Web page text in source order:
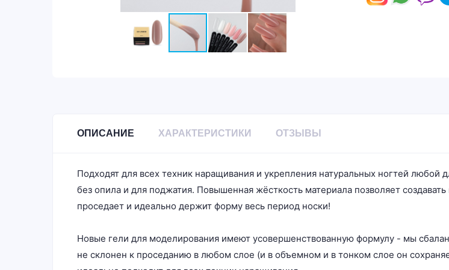
ОПИСАНИЕ ХАРАКТЕРИСТИКИ ОТЗЫВЫ
Подходят для всех техник наращивания и укрепления натуральных ногтей
без опила и для поджатия. Повышенная жёсткость материала позволяет
проседает и идеально держит форму весь период носки!
Новые гели для моделирования имеют усовершенствованную формулу - мы
не склонен к проседанию в любом слое (и в объемном и в тонком слое он